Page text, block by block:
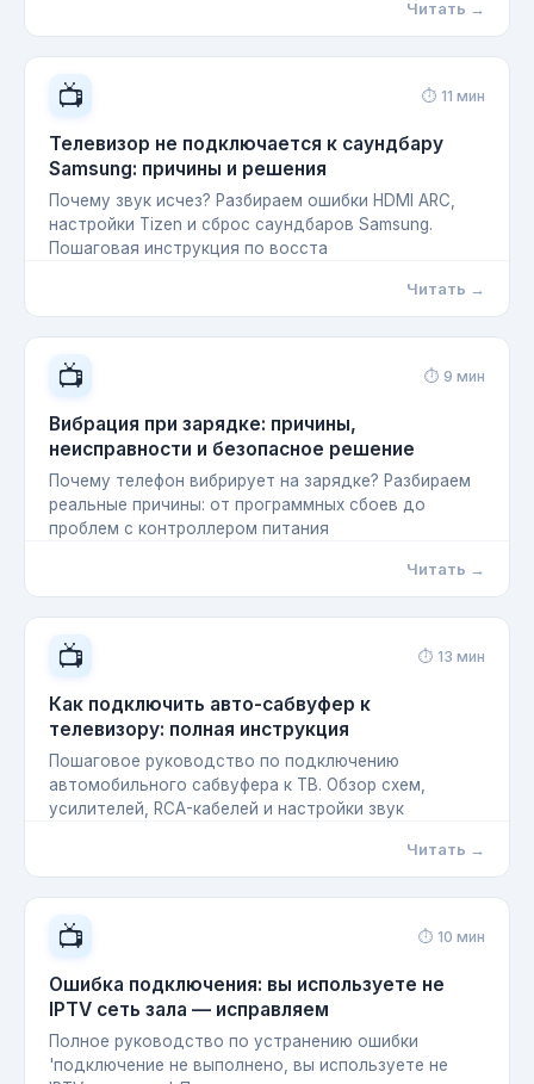
Читать →
📺 ⏱ 11 мин
Телевизор не подключается к саундбару
Samsung: причины и решения
Почему звук исчез? Разбираем ошибки HDMI ARC,
настройки Tizen и сброс саундбаров Samsung.
Пошаговая инструкция по восста
Читать →
📺 ⏱ 9 мин
Вибрация при зарядке: причины,
неисправности и безопасное решение
Почему телефон вибрирует на зарядке? Разбираем
реальные причины: от программных сбоев до
проблем с контроллером питания
Читать →
📺 ⏱ 13 мин
Как подключить авто-сабвуфер к
телевизору: полная инструкция
Пошаговое руководство по подключению
автомобильного сабвуфера к ТВ. Обзор схем,
усилителей, RCA-кабелей и настройки звук
Читать →
📺 ⏱ 10 мин
Ошибка подключения: вы используете не
IPTV сеть зала — исправляем
Полное руководство по устранению ошибки
'подключение не выполнено, вы используете не